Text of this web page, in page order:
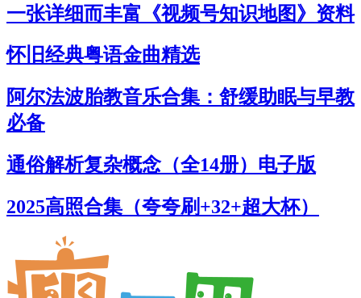
一张详细而丰富《视频号知识地图》资料
怀旧经典粤语金曲精选
阿尔法波胎教音乐合集：舒缓助眠与早教
必备
通俗解析复杂概念（全14册）电子版
2025高照合集（夸夸刷+32+超大杯）